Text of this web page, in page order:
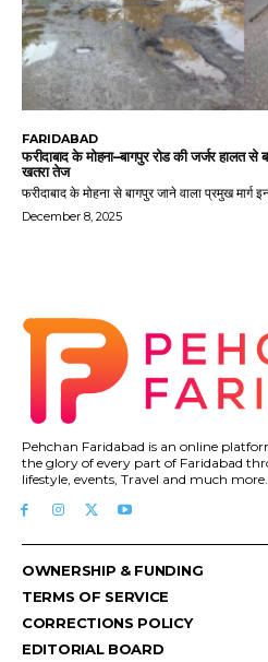
FARIDABAD
फरीदाबाद के मोहना–बागपुर रोड की जर्जर हालत
खतरा तेज
फरीदाबाद के मोहना से बागपुर जाने वाला प्रमुख मार्ग
December 8, 2025
Pehchan Faridabad is an online
the glory of every part of Faridabad
lifestyle, events, Travel and much more.
OWNERSHIP & FUNDING
TERMS OF SERVICE
CORRECTIONS POLICY
EDITORIAL BOARD